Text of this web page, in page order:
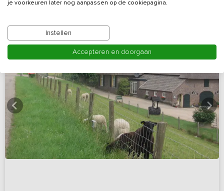
je voorkeuren later nog aanpassen op de cookiepagina.
Instellen
Accepteren en doorgaan